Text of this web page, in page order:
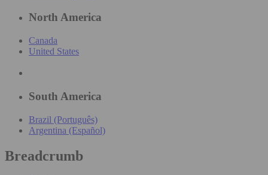
North America
Canada
United States
South America
Brazil (Português)
Argentina (Español)
Breadcrumb